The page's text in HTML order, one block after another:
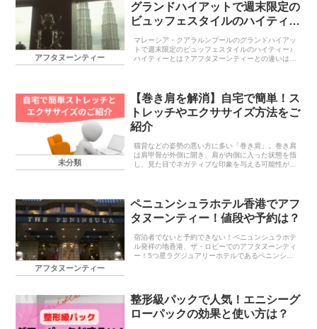
アフタヌーンティー
グランドハイアットで週末限定の
ビュッフェスタイルのハイティー
マレーシア・クアラルンプールのグランドハイアッ
トで週末限定のビュッフェスタイルのハイティー♪
ハイティーとは？アフタヌーンティーとの違いは？
未分類
【巻き肩を解消】自宅で簡単！ス
トレッチやエクササイズ方法をご
紹介
猫背などの姿勢の悪い方に多い「巻き肩」。巻き肩
は肩甲骨が外側に開き、肩が内側に入った状態を指
し、見た目でネガティブな印象を与える可能性があ
アフタヌーンティー
ペニュンシュラホテル香港でアフ
タヌーンティー！値段や予約は？
宿泊者でないと予約できない！ペニュンシュラホテ
ル発祥の地香港、ザ・ロビーでのアフタヌーンティ
ー！5つ星ラグジュアリーホテルであるペニンシュ
整形級パックで人気！エニシーグ
ローパックの効果と使い方は？